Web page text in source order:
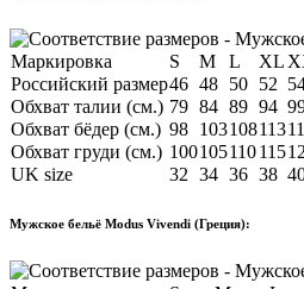
Маркировка S M L XL
Российский размер46 48 50 52
Обхват талии (см.) 79 84 89 94
Обхват бёдер (см.) 98 103108113
Обхват груди (см.) 100105110115
UK size
32 34 36 38
Мужское бельё Modus Vivendi (Греция):